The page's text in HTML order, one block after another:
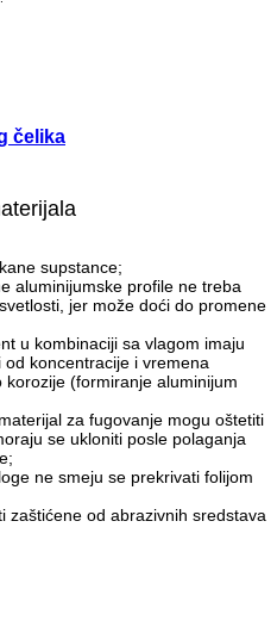
čelika
supstance;
aluminijumske profile ne treba
jer može doći do promene
u kombinaciji sa vlagom imaju
koncentracije i vremena
(formiranje aluminijum
za fugovanje mogu oštetiti
se ukloniti posle polaganja
ne smeju se prekrivati folijom
zaštićene od abrazivnih sredstava